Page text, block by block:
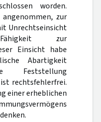
worden.
zur
Unrechtseinsicht
zur
Einsicht habe
Abartigkeit
Feststellung
rechtsfehlerfrei.
einer erheblichen